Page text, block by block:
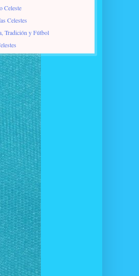
Celeste
Celestes
Tradición y Fútbol